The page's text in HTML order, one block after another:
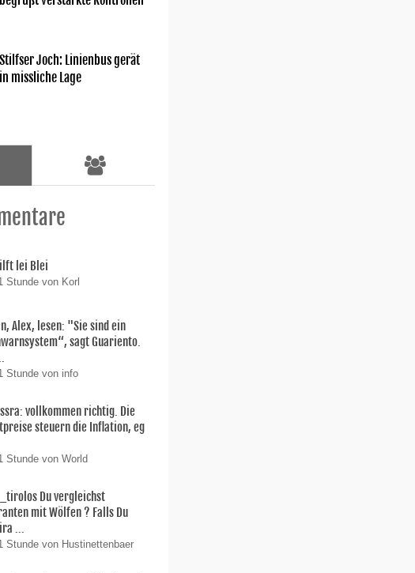
Stilfser Joch: Linienbus gerät
in missliche Lage
lei Blei
Stunde von Korl
Alex, lesen: "Sie sind ein
sagt Guariento.
Stunde von info
vollkommen richtig. Die
steuern die Inflation, eg
Stunde von World
Du vergleichst
mit Wölfen ? Falls Du
...
Stunde von Hustinettenbaer